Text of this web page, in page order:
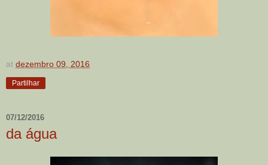
at dezembro 09, 2016
Partilhar
07/12/2016
da água